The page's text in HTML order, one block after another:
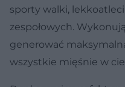
sporty walki,
zespołowych.
generować
wszystkie mięśnie w